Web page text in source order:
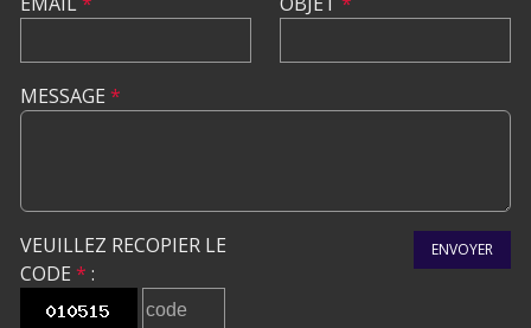
MESSAGE *
VEUILLEZ RECOPIER LE
CODE * :
ENVOYER